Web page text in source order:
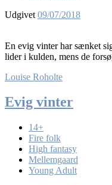
Udgivet 09/07/2018
En evig vinter har sænket
lider i kulden, mens de
Louise Roholte
Evig vinter
14+
Fire folk
High fantasy
Mellemgaard
Young Adult